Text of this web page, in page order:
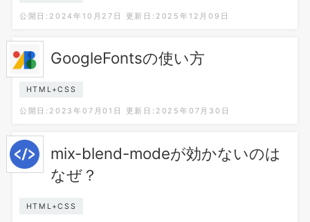
公開日:2024年10月27日 更新日:2025年12月09日
GoogleFontsの使い方
HTML+CSS
公開日:2023年07月01日 更新日:2025年07月30日
mix-blend-modeが効かないのは
なぜ？
HTML+CSS